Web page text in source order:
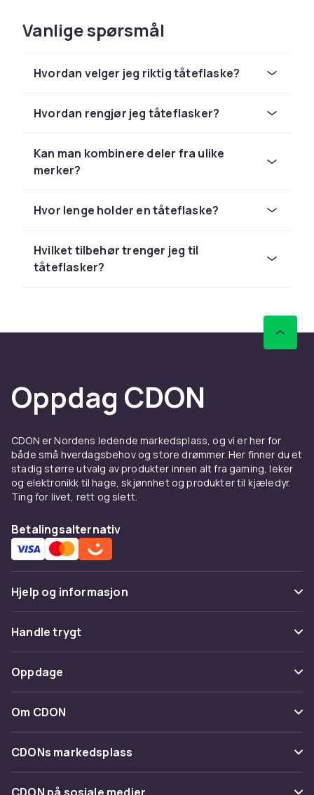
Materialet betyr noe
mens plastflasker er lette og robuste ved
Begge materialer har sine fordeler avhengig av
Vedlikehold og rengjøring
eller kok dem regelmessig. Sterilisering
Vanlige spørsmål
Hvordan velger jeg riktig tåteflaske?
Hvordan rengjør jeg tåteflasker?
Kan man kombinere deler fra ulike
merker?
Hvor lenge holder en tåteflaske?
Hvilket tilbehør trenger jeg til
tåteflasker?
Oppdag CDON
CDON er Nordens ledende markedsplass, og vi er her for
både små hverdagsbehov og store drømmer. Her finner du et
stadig større utvalg av produkter innen alt fra gaming, leker
og elektronikk til hage, skjønnhet og produkter til kjæledyr.
Ting for livet, rett og slett.
Betalingsalternativ
Hjelp og informasjon
Vanlige spørsmål
Spor pakke
Angre & returner her
Kontakt oss
Handle trygt
Betaling
Levering
Tilbakekallinger
Oppdage
Kategorier
Varemerker
Om CDON
Om oss
Kundeanmeldelser
CDONs markedsplass
Merchant Help Center